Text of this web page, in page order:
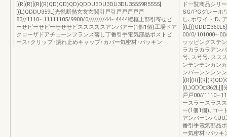
[(R[(R([(R[(R)QD)QD)QD)QDDU3DU3DU3DU35559R5555]
[(L)QDDU359L]光悦断熱玄玄玄関引戸引戸戸戸戸戸
83//1110∼11111105/9900/0////////44∼4444縦框上部引寄せピ
ーせピーせピーせせせピスススススアンバアー(1個1個)工場ドア
クローザドアチェーンフランス落し丁番引手電気部品ポストピ
ース･クリップ･振れ止めキャップ･カバー気密材･パッキン
ド一覧商品シリ
SG/PGグレーホ
し､ホワイト:D､
00/0/
ッッピングステ
ラカラカラアン
号､ス号号､スス
ンテンテンカンカ
ンバーンンンン
[(L)QDD□362L]]]
戸戸00//
ースラースラス
ー(1個1個)､コー
アンバーンバ
番引手電気部品
ー気密材･パッキ